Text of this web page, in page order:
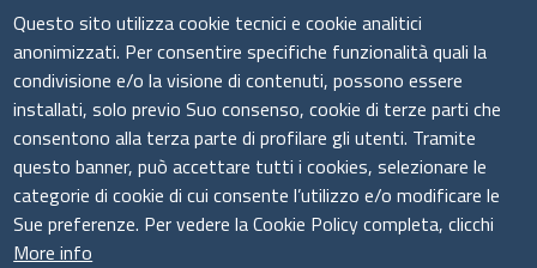
Seguici su
Il sistema camerale
Questo sito utilizza cookie tecnici e cookie analitici
anonimizzati. Per consentire specifiche funzionalità quali la
condivisione e/o la visione di contenuti, possono essere
installati, solo previo Suo consenso, cookie di terze parti che
consentono alla terza parte di profilare gli utenti. Tramite
questo banner, può accettare tutti i cookies, selezionare le
categorie di cookie di cui consente l’utilizzo e/o modificare le
Sue preferenze. Per vedere la Cookie Policy completa, clicchi
More info